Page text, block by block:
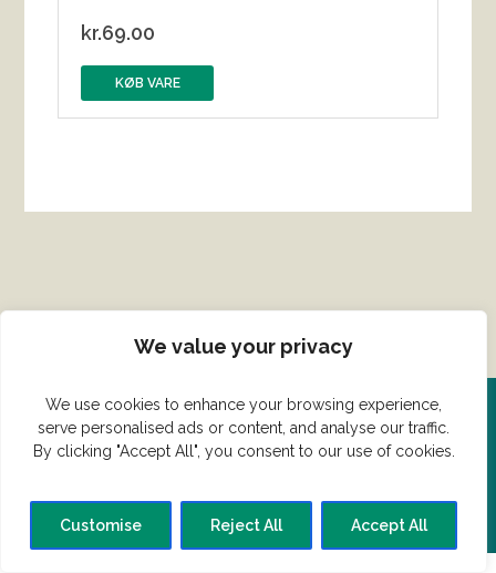
We value your privacy
We use cookies to enhance your browsing experience,
serve personalised ads or content, and analyse our traffic.
By clicking "Accept All", you consent to our use of cookies.
Customise Reject All Accept All
kr.69.00
KØB VARE
Del din ret her!
Har du en konge ret du vil dele?